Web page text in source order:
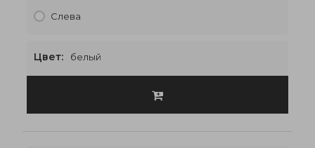
Слева
Цвет: белый